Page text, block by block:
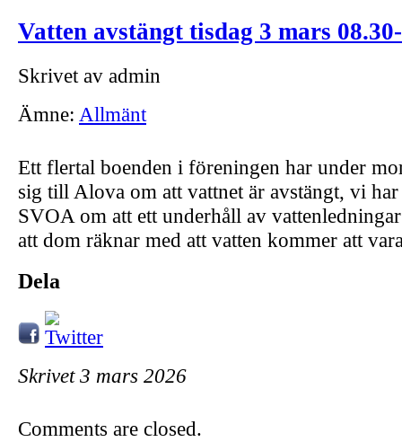
Vatten avstängt tisdag 3 mars
Skrivet av admin
Ämne: Allmänt
Ett flertal boenden i föreningen har under
sig till Alova om att vattnet är avstängt, vi
SVOA om att ett underhåll av
att dom räknar med att vatten kommer att
Dela
Skrivet 3 mars 2026
Comments are closed.